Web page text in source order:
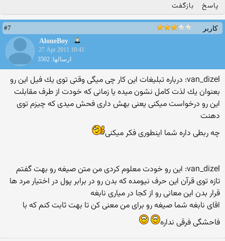
پاسخ بازگفت
کاربر
#7
AloneBoy
27 Apr 2011 10:41
ارسالها: 3502
van_dizel: درباره تبلیغات این كار چی میگی وقتی توی یك فیل این رو
بعنوان یك لذت كامل نشون میده یا زمانی كه خودت از طرف مقابلت
این رو درخواست میكنی یعنی بهش داری فحش میدی كه چیزم توی
دهنت
چه ربطی داره شما اینطوری فكر میكنی
van_dizel: این رو خودت معلوم كردی من متن صیغه رو بهت گفتم
تازه توی قرآن این حرف نیومده كه بدن رو در برابر پول در اختیار مرد ها
قرار بدن این معانی رو از كجا در میاری نابغه
اقای نابغه شما صیغه رو برای من معنی كن تا بهت ثابت كنم كه با
فاحشگی فرقی نداره